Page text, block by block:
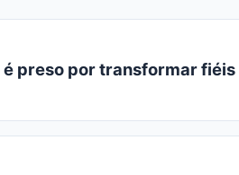
preso por transformar fiéis